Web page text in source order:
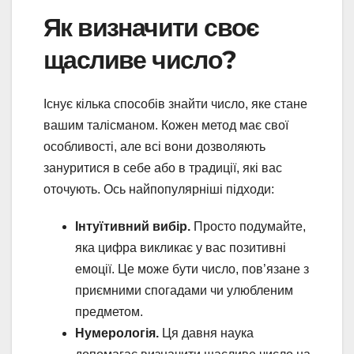
Як визначити своє
щасливе число?
Існує кілька способів знайти число, яке стане
вашим талісманом. Кожен метод має свої
особливості, але всі вони дозволяють
зануритися в себе або в традиції, які вас
оточують. Ось найпопулярніші підходи:
Інтуїтивний вибір. Просто подумайте,
яка цифра викликає у вас позитивні
емоції. Це може бути число, пов’язане з
приємними спогадами чи улюбленим
предметом.
Нумерологія. Ця давня наука